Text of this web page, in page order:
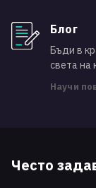
Блог
Бъди в
света на
Научи
Често